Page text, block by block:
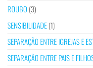
ROUBO (3)
SENSIBILIDADE(1)
SEPARAÇÃO ENTRE IGREJAS E
SEPARAÇÃO ENTRE PAIS E